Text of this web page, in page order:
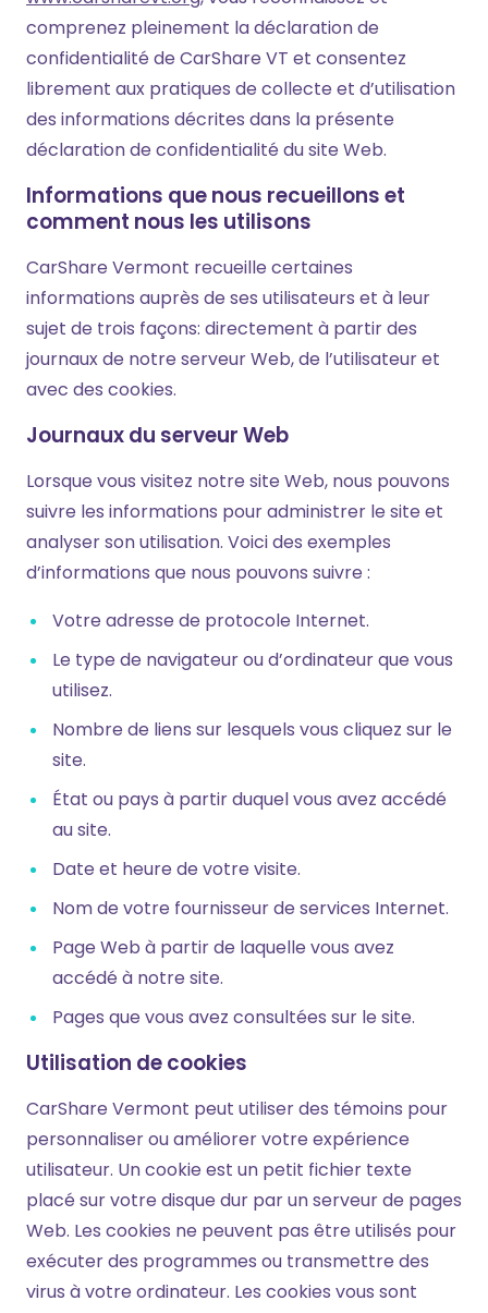
comprenez pleinement la déclaration de
confidentialité de CarShare VT et consentez
librement aux pratiques de collecte et d’utilisation
des informations décrites dans la présente
déclaration de confidentialité du site Web.
Informations que nous recueillons et
comment nous les utilisons
CarShare Vermont recueille certaines
informations auprès de ses utilisateurs et à leur
sujet de trois façons: directement à partir des
journaux de notre serveur Web, de l’utilisateur et
avec des cookies.
Journaux du serveur Web
Lorsque vous visitez notre site Web, nous pouvons
suivre les informations pour administrer le site et
analyser son utilisation. Voici des exemples
d’informations que nous pouvons suivre :
Votre adresse de protocole Internet.
Le type de navigateur ou d’ordinateur que vous
utilisez.
Nombre de liens sur lesquels vous cliquez sur le
site.
État ou pays à partir duquel vous avez accédé
au site.
Date et heure de votre visite.
Nom de votre fournisseur de services Internet.
Page Web à partir de laquelle vous avez
accédé à notre site.
Pages que vous avez consultées sur le site.
Utilisation de cookies
CarShare Vermont peut utiliser des témoins pour
personnaliser ou améliorer votre expérience
utilisateur. Un cookie est un petit fichier texte
placé sur votre disque dur par un serveur de pages
Web. Les cookies ne peuvent pas être utilisés pour
exécuter des programmes ou transmettre des
virus à votre ordinateur. Les cookies vous sont